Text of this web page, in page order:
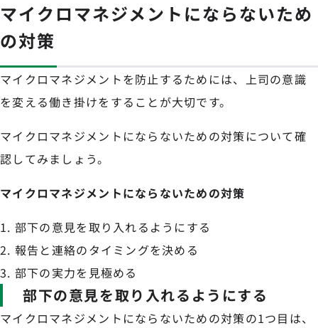
マイクロマネジメントにならないため
の対策
マイクロマネジメントを防止するためには、上司の意識
を変える働き掛けをすることが大切です。
マイクロマネジメントにならないための対策について確
認してみましょう。
マイクロマネジメントにならないための対策
部下の意見を取り入れるようにする
報告と連絡のタイミングを決める
部下の実力を見極める
部下の意見を取り入れるようにする
マイクロマネジメントにならないための対策の1つ目は、